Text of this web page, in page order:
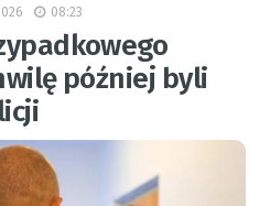
08:23
później byli